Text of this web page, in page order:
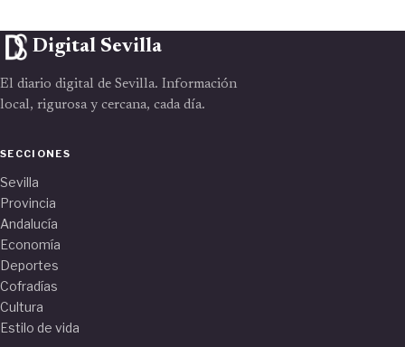
Digital Sevilla
El diario digital de Sevilla. Información
local, rigurosa y cercana, cada día.
SECCIONES
Sevilla
Provincia
Andalucía
Economía
Deportes
Cofradías
Cultura
Estilo de vida